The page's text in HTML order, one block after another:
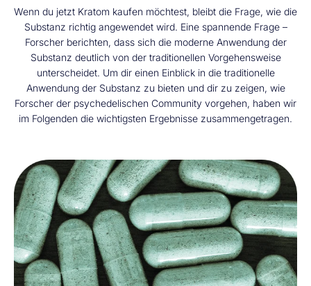
Wenn du jetzt Kratom kaufen möchtest, bleibt die Frage, wie die
Substanz richtig angewendet wird. Eine spannende Frage –
Forscher berichten, dass sich die moderne Anwendung der
Substanz deutlich von der traditionellen Vorgehensweise
unterscheidet. Um dir einen Einblick in die traditionelle
Anwendung der Substanz zu bieten und dir zu zeigen, wie
Forscher der psychedelischen Community vorgehen, haben wir
im Folgenden die wichtigsten Ergebnisse zusammengetragen.